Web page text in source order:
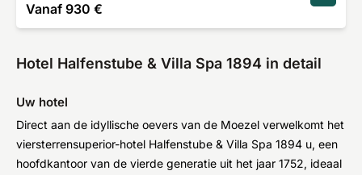
Vanaf 930 €
Hotel Halfenstube & Villa Spa 1894 in detail
Uw hotel
Direct aan de idyllische oevers van de Moezel verwelkomt het
viersterrensuperior-hotel Halfenstube & Villa Spa 1894 u, een
hoofdkantoor van de vierde generatie uit het jaar 1752, ideaal